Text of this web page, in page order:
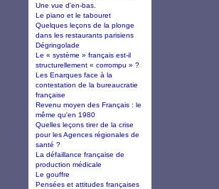
Une vue d'en-bas.
Le piano et le tabouret
Quelques leçons de la plonge
dans les restaurants parisiens
Dégringolade
Le « système » français est-il
structurellement « corrompu » ?
Les Enarques face à la
contestation de la bureaucratie
française
Revenu moyen des Français : le
même qu'en 1980
Quelles leçons tirer de la crise
pour les Agences régionales de
santé ?
La défaillance française de
production médicale
Le gouffre
Pensées et attitudes françaises